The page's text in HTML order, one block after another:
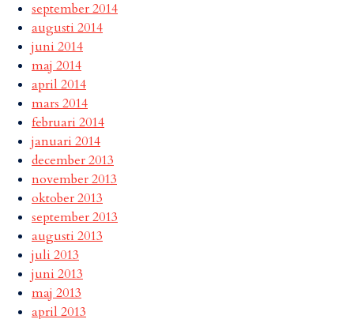
september 2014
augusti 2014
juni 2014
maj 2014
april 2014
mars 2014
februari 2014
januari 2014
december 2013
november 2013
oktober 2013
september 2013
augusti 2013
juli 2013
juni 2013
maj 2013
april 2013